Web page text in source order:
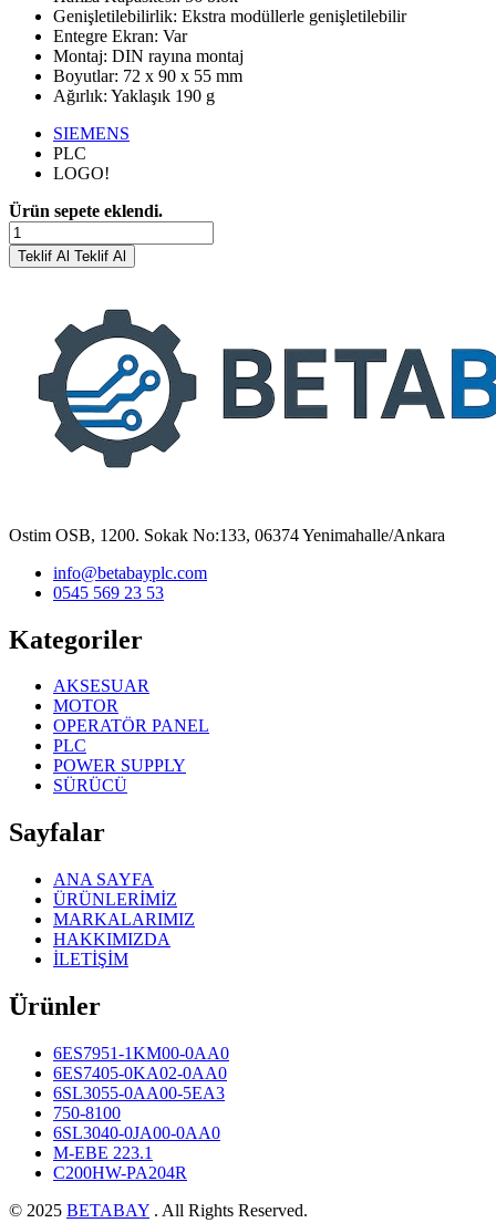
Genişletilebilirlik: Ekstra modüllerle genişletilebilir
Entegre Ekran: Var
Montaj: DIN rayına montaj
Boyutlar: 72 x 90 x 55 mm
Ağırlık: Yaklaşık 190 g
SIEMENS
PLC
LOGO!
Ürün sepete eklendi.
Teklif Al Teklif Al
Ostim OSB, 1200. Sokak No:133, 06374 Yenimahalle/Ankara
info@betabayplc.com
0545 569 23 53
Kategoriler
AKSESUAR
MOTOR
OPERATÖR PANEL
PLC
POWER SUPPLY
SÜRÜCÜ
Sayfalar
ANA SAYFA
ÜRÜNLERİMİZ
MARKALARIMIZ
HAKKIMIZDA
İLETİŞİM
Ürünler
6ES7951-1KM00-0AA0
6ES7405-0KA02-0AA0
6SL3055-0AA00-5EA3
750-8100
6SL3040-0JA00-0AA0
M-EBE 223.1
C200HW-PA204R
© 2025 BETABAY . All Rights Reserved.